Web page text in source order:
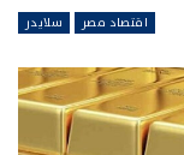
اقتصاد مصر سلايدر